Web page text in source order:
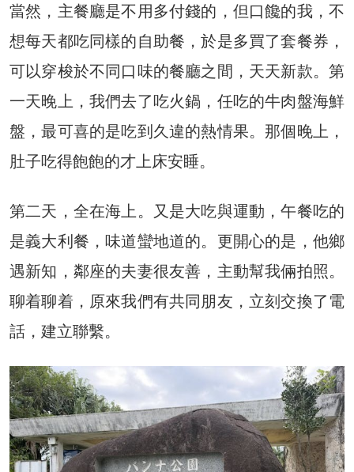
當然，主餐廳是不用多付錢的，但口饞的我，不
想每天都吃同樣的自助餐，於是多買了套餐券，
可以穿梭於不同口味的餐廳之間，天天新款。第
一天晚上，我們去了吃火鍋，任吃的牛肉盤海鮮
盤，最可喜的是吃到久違的熱情果。那個晚上，
肚子吃得飽飽的才上床安睡。
第二天，全在海上。又是大吃與運動，午餐吃的
是義大利餐，味道蠻地道的。更開心的是，他鄉
遇新知，鄰座的夫妻很友善，主動幫我倆拍照。
聊着聊着，原來我們有共同朋友，立刻交換了電
話，建立聯繫。